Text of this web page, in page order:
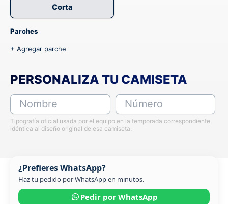
Corta
Parches
+ Agregar parche
PERSONALIZA TU CAMISETA
Nombre Número
Tipografía oficial usada por el equipo en la temporada correspondiente,
idéntica al diseño original de esa camiseta.
¿Prefieres WhatsApp?
Haz tu pedido por WhatsApp en minutos.
Pedir por WhatsApp